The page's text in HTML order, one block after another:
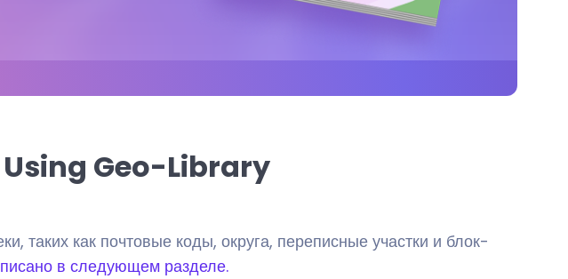
Geo-Library
таких как почтовые коды, округа, переписные участки и блок-
в следующем разделе.